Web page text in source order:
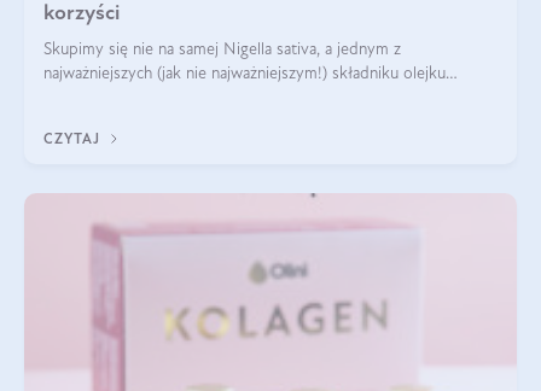
korzyści
Skupimy się nie na samej Nigella sativa, a jednym z
najważniejszych (jak nie najważniejszym!) składniku olejku
CZYTAJ